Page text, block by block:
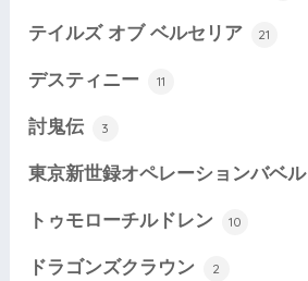
テイルズ オブ ベルセリア 21
デスティニー 11
討鬼伝 3
東京新世録オペレーションバベル
トゥモローチルドレン 10
ドラゴンズクラウン 2